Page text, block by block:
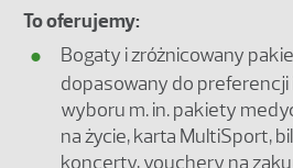
To oferujemy:
Bogaty i zróżnicowany
dopasowany do preferencji
wyboru m. in. pakiety
na życie, karta MultiSport,
koncerty, vouchery na